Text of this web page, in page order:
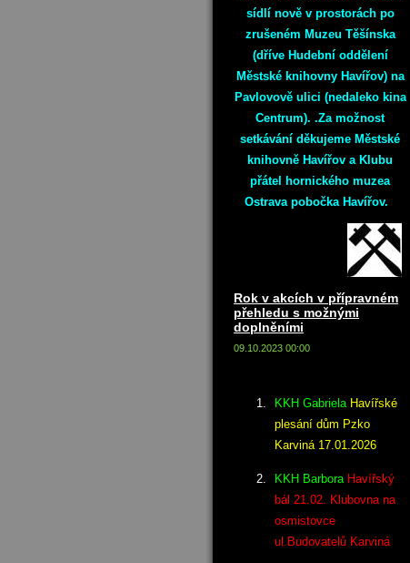
sídlí nově v prostorách po
zrušeném Muzeu Těšínska
(dříve Hudební oddělení
Městské knihovny Havířov) na
Pavlovově ulici (nedaleko kina
Centrum). .Za možnost
setkávání děkujeme Městské
knihovně Havířov a Klubu
přátel hornického muzea
Ostrava pobočka Havířov.
Rok v akcích v přípravném
přehledu s možnými
doplněními
09.10.2023 00:00
KKH GabrielaHavířské
plesání dům Pzko
Karviná 17.01.2026
KKH Barbora Havířský
bál 21.02. Klubovna na
osmistovce
ul.Budovatelů Karviná